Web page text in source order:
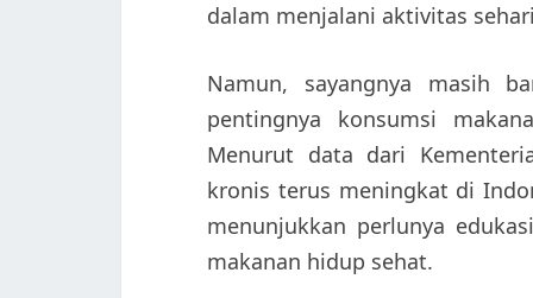
dalam menjalani aktivitas
Namun, sayangnya masih
pentingnya konsumsi
Menurut data dari
kronis terus meningkat di
menunjukkan perlunya
makanan hidup sehat.